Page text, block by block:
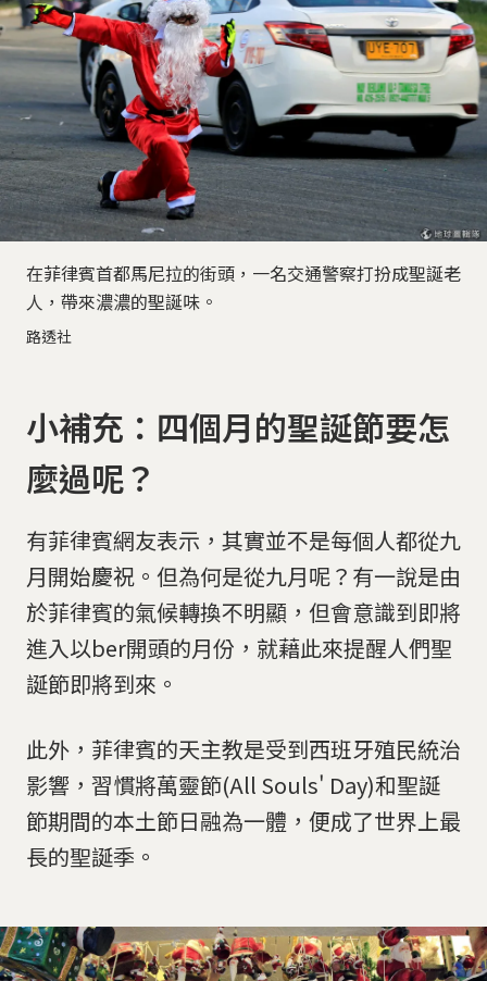
在菲律賓首都馬尼拉的街頭，一名交通警察打扮成聖誕老
人，帶來濃濃的聖誕味。
路透社
小補充：四個月的聖誕節要怎
麼過呢？
有菲律賓網友表示，其實並不是每個人都從九
月開始慶祝。但為何是從九月呢？有一說是由
於菲律賓的氣候轉換不明顯，但會意識到即將
進入以ber開頭的月份，就藉此來提醒人們聖
誕節即將到來。
此外，菲律賓的天主教是受到西班牙殖民統治
影響，習慣將萬靈節(All Souls' Day)和聖誕
節期間的本土節日融為一體，便成了世界上最
長的聖誕季。